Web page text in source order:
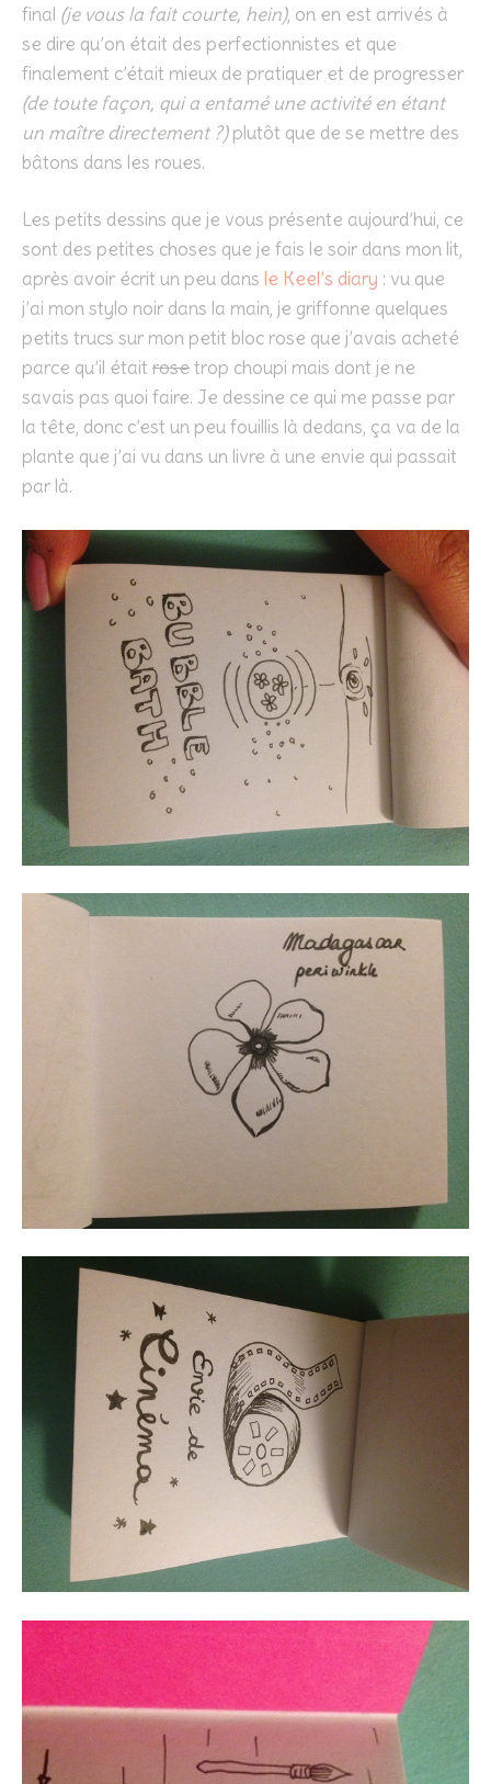
final (je vous la fait courte, hein), on en est arrivés à
se dire qu’on était des perfectionnistes et que
finalement c’était mieux de pratiquer et de progresser
(de toute façon, qui a entamé une activité en étant
un maître directement ?)plutôt que de se mettre des
bâtons dans les roues.
Les petits dessins que je vous présente aujourd’hui, ce
sont des petites choses que je fais le soir dans mon lit,
après avoir écrit un peu dans le Keel’s diary : vu que
j’ai mon stylo noir dans la main, je griffonne quelques
petits trucs sur mon petit bloc rose que j’avais acheté
parce qu’il était rosetrop choupi mais dont je ne
savais pas quoi faire. Je dessine ce qui me passe par
la tête, donc c’est un peu fouillis là dedans, ça va de la
plante que j’ai vu dans un livre à une envie qui passait
par là.